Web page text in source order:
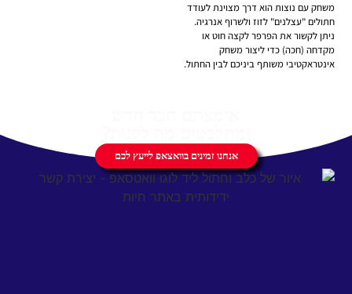
משחק עם נוצות הוא דרך מצוינת לעודד
חתולים "עצלנים" לזוז ולשרוף אנרגיה.
ניתן לקשור את הפרפר לקצה חוט או
מקדחה (חכה) כדי ליצור משחק
אינטראקטיבי משותף ביניכם לבין החתול.
אנחנו זמינים בוואצאפ לייעץ לכם